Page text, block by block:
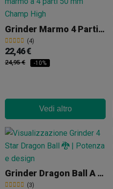
Grinder Marmo 4 Parti 50mm Champ High
(4)
22,46 €
24,95 € -10%
Vedi altro
Grinder Dragon Ball A 3 Parti 56 Mm Con Raccoglitore Di Polline
(3)